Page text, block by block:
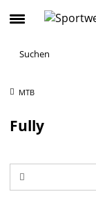
MTB
Fully